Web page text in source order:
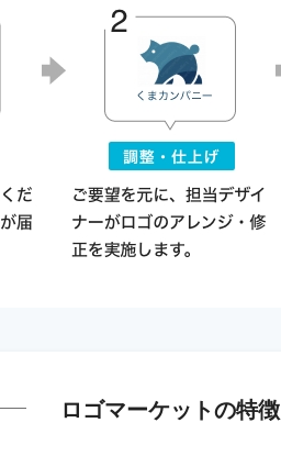
ロゴマーケットの特徴